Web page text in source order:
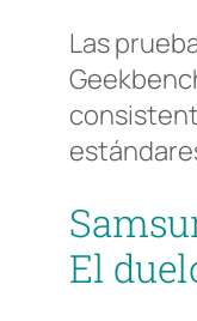
Las
El